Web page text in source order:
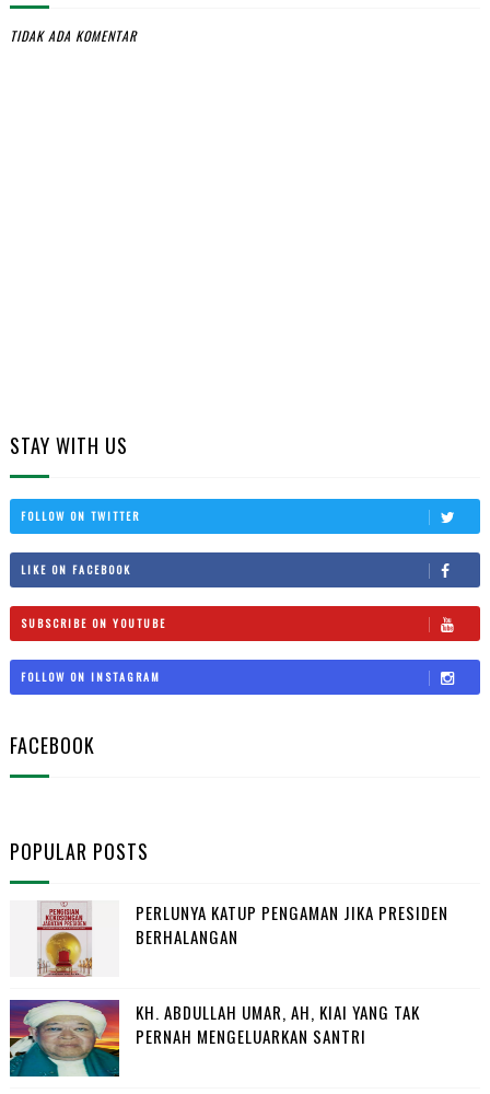
TIDAK ADA KOMENTAR
STAY WITH US
FOLLOW ON TWITTER
LIKE ON FACEBOOK
SUBSCRIBE ON YOUTUBE
FOLLOW ON INSTAGRAM
FACEBOOK
POPULAR POSTS
PERLUNYA KATUP PENGAMAN JIKA PRESIDEN
BERHALANGAN
KH. ABDULLAH UMAR, AH, KIAI YANG TAK
PERNAH MENGELUARKAN SANTRI